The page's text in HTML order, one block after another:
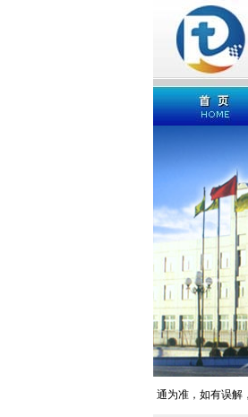
司官网及公司人员电话沟通为准，如有误解，请